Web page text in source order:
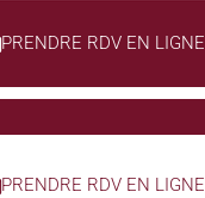
PRENDRE RDV EN LIGNE
PRENDRE RDV EN LIGNE